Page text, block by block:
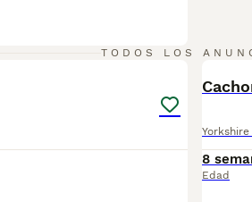
TODOS LOS
8
Edad